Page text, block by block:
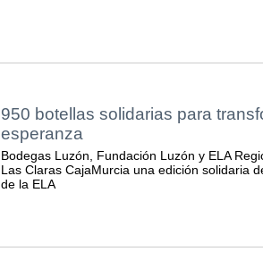
950 botellas solidarias para
esperanza
Bodegas Luzón, Fundación Luzón y ELA
Las Claras CajaMurcia una edición solidaria
de la ELA